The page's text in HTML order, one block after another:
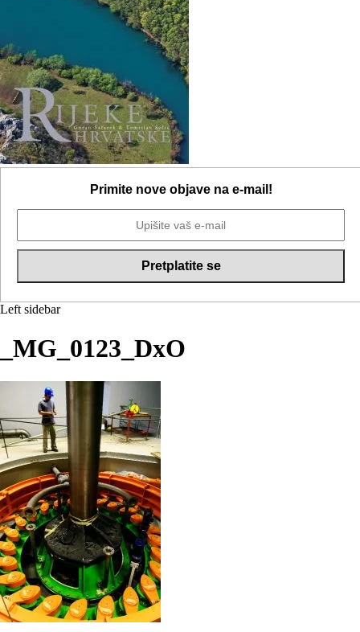
Primite nove objave na e-mail!
Left sidebar
_MG_0123_DxO